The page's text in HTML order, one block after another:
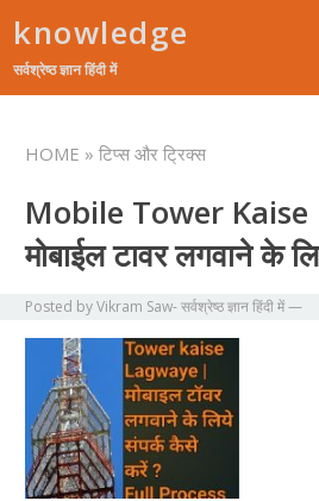
knowledge
सर्वश्रेष्ठ ज्ञान हिंदी में
HOME » टिप्स और ट्रिक्स
Mobile Tower
मोबाईल टावर लगवाने के
Posted byVikram Saw- सर्वश्रेष्ठ ज्ञान हिंदी में—